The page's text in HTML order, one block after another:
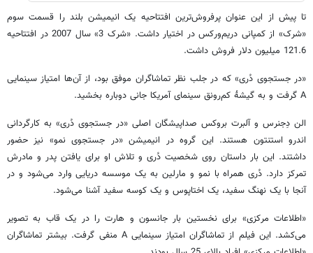
تا پیش از این عنوان پرفروش‌ترین افتتاحیه یک انیمیشن بلند را قسمت سوم
«شرک» از کمپانی دریم‌ورکس در اختیار داشت. «شرک 3» سال 2007 در افتتاحیه
121.6 میلیون دلار فروش داشت.
«در جستجوی دُری» که در جلب نظر تماشاگران موفق بود، از آن‌ها امتیاز سینمایی
A گرفت و به گیشۀ کم‌رونق سینمای آمریکا جانی دوباره بخشید.
الن دِجنرس و آلبرت بروکس صداپیشگان اصلی «در جستجوی دُری» به کارگردانی
اندرو استنتون هستند. این گروه در انیمیشن «در جستجوی نمو» نیز حضور
داشتند. این بار داستان روی شخصیت دُری و تلاش او برای یافتن پدر و مادرش
تمرکز دارد. دُری همراه با نمو و مارلین به یک موسسه دریایی وارد می‌شود و در
آنجا با یک نهنگ سفید، یک اختاپوس و یک کوسه سفید آشنا می‌شود.
«اطلاعات مرکزی» برای نخستین بار جانسون و هارت را در یک قاب به تصویر
می‌کشد. این فیلم از تماشاگران امتیاز سینمایی A منفی گرفت. بیشتر تماشاگران